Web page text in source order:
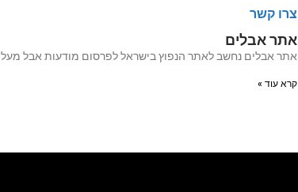
צרו קשר
אתר אבלים
אתר אבלים נחשב לאתר הנפוץ בישראל לפרסום מודעות אבל מעל 20 שנה האתר עבר לאחרונה שדרוג מערכות על מנת שכל
קרא עוד »